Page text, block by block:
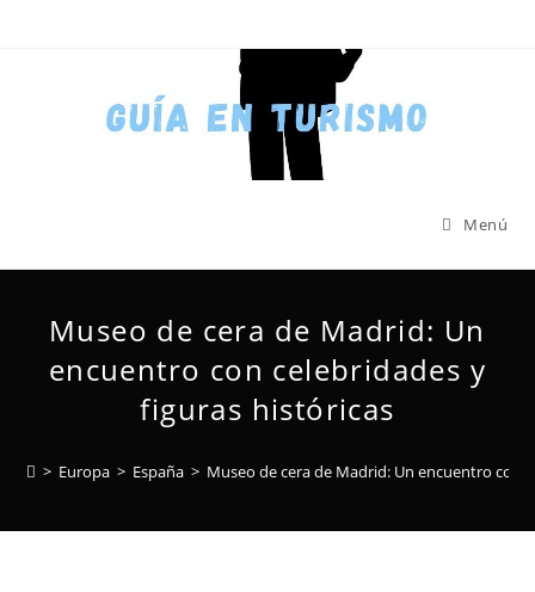
Menú
Museo de cera de Madrid: Un
encuentro con celebridades y
figuras históricas
> Europa > España > Museo de cera de Madrid: Un encuentro con